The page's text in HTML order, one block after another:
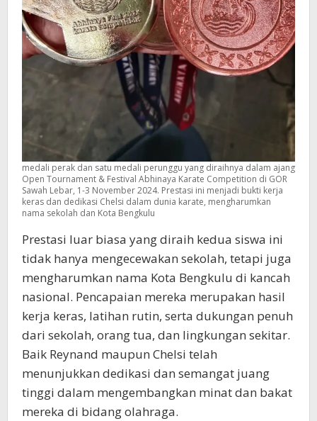
medali perak dan satu medali perunggu yang diraihnya dalam ajang
Open Tournament & Festival Abhinaya Karate Competition di GOR
Sawah Lebar, 1-3 November 2024. Prestasi ini menjadi bukti kerja
keras dan dedikasi Chelsi dalam dunia karate, mengharumkan
nama sekolah dan Kota Bengkulu
Prestasi luar biasa yang diraih kedua siswa ini
tidak hanya mengecewakan sekolah, tetapi juga
mengharumkan nama Kota Bengkulu di kancah
nasional. Pencapaian mereka merupakan hasil
kerja keras, latihan rutin, serta dukungan penuh
dari sekolah, orang tua, dan lingkungan sekitar.
Baik Reynand maupun Chelsi telah
menunjukkan dedikasi dan semangat juang
tinggi dalam mengembangkan minat dan bakat
mereka di bidang olahraga.